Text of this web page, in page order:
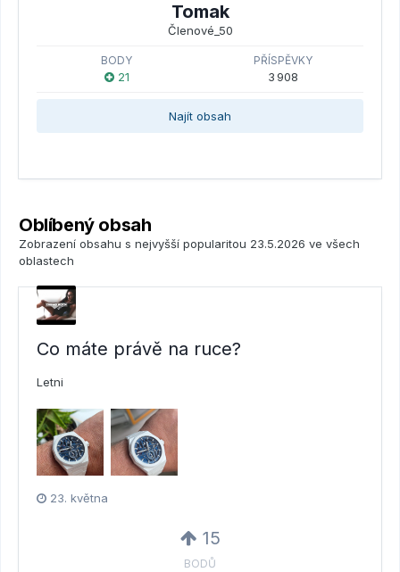
Tomak
Členové_50
BODY
21
PŘÍSPĚVKY
3 908
Najít obsah
Oblíbený obsah
Zobrazení obsahu s nejvyšší popularitou 23.5.2026 ve všech
oblastech
Co máte právě na ruce?
Letni
23. května
15
BODŮ